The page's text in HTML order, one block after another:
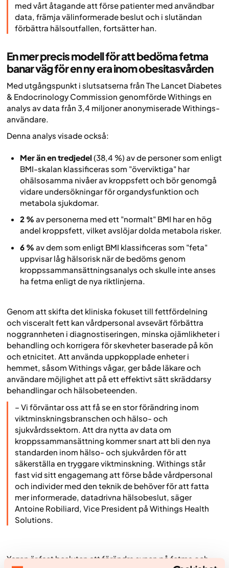
med vårt åtagande att förse patienter med användbar
data, främja välinformerade beslut och i slutändan
förbättra hälsoutfallen, fortsätter han.
En mer precis modell för att bedöma fetma
banar väg för en ny era inom obesitasvården
Med utgångspunkt i slutsatserna från The Lancet Diabetes
& Endocrinology Commission genomförde Withings en
analys av data från 3,4 miljoner anonymiserade Withings-
användare.
Denna analys visade också:
Mer än en tredjedel (38,4 %) av de personer som enligt
BMI-skalan klassificeras som "överviktiga" har
ohälsosamma nivåer av kroppsfett och bör genomgå
vidare undersökningar för organdysfunktion och
metabola sjukdomar.
2 % av personerna med ett "normalt" BMI har en hög
andel kroppsfett, vilket avslöjar dolda metabola risker.
6 % av dem som enligt BMI klassificeras som "feta"
uppvisar låg hälsorisk när de bedöms genom
kroppssammansättningsanalys och skulle inte anses
ha fetma enligt de nya riktlinjerna.
Genom att skifta det kliniska fokuset till fettfördelning
och visceralt fett kan vårdpersonal avsevärt förbättra
noggrannheten i diagnostiseringen, minska ojämlikheter i
behandling och korrigera för skevheter baserade på kön
och etnicitet. Att använda uppkopplade enheter i
hemmet, såsom Withings vågar, ger både läkare och
användare möjlighet att på ett effektivt sätt skräddarsy
behandlingar och hälsobeteenden.
– Vi förväntar oss att få se en stor förändring inom
viktminskningsbranschen och hälso- och
sjukvårdssektorn. Att dra nytta av data om
kroppssammansättning kommer snart att bli den nya
standarden inom hälso- och sjukvården för att
säkerställa en tryggare viktminskning. Withings står
fast vid sitt engagemang att förse både vårdpersonal
och individer med den teknik de behöver för att fatta
mer informerade, datadrivna hälsobeslut, säger
Antoine Robiliard, Vice President på Withings Health
Solutions.
Yazen är fast besluten att förändra synen på fetma och